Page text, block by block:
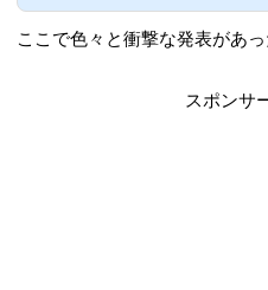
ティ
その
すが
情報
す。
ここで色々と衝撃な発表があ
スポンサ